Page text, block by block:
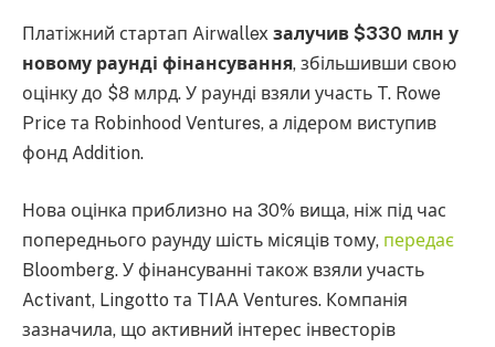
Платіжний стартап Airwallex залучив $330 млн у
новому раунді фінансування, збільшивши свою
оцінку до $8 млрд. У раунді взяли участь T. Rowe
Price та Robinhood Ventures, а лідером виступив
фонд Addition.
Нова оцінка приблизно на 30% вища, ніж під час
попереднього раунду шість місяців тому, передає
Bloomberg. У фінансуванні також взяли участь
Activant, Lingotto та TIAA Ventures. Компанія
зазначила, що активний інтерес інвесторів